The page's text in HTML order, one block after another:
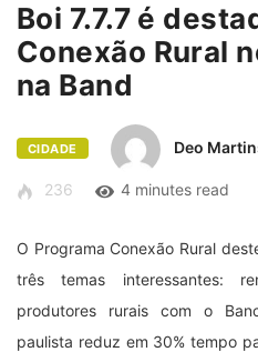
Boi 7.7.7 é
Conexão Rural
na Band
CIDADE Deo
236 4 minutes read
O Programa Conexão Rural
três temas interessantes:
produtores rurais com o
paulista reduz em 30% tempo